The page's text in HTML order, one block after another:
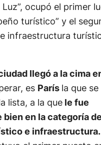
Luz”, ocupó el primer
turístico” y el
infraestructura
llegó a la cima
es París la que
lista, a la quele fue
en la categoría de
e infraestructura.